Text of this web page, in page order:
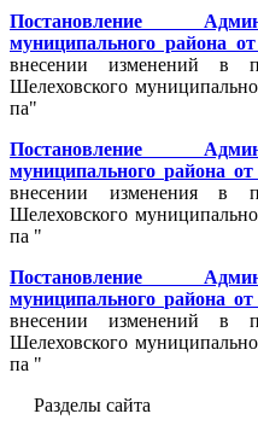
Постановление
муниципального района
внесении изменений в
Шелеховского
па"
Постановление
муниципального района
внесении изменения в
Шелеховского
па "
Постановление
муниципального района
внесении изменений в
Шелеховского
па "
Разделы сайта